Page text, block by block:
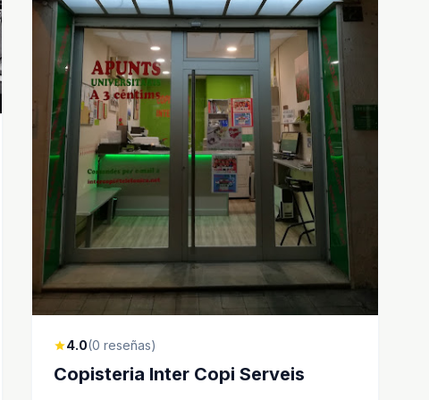
star4.0(0 reseñas)
Copisteria Inter Copi Serveis